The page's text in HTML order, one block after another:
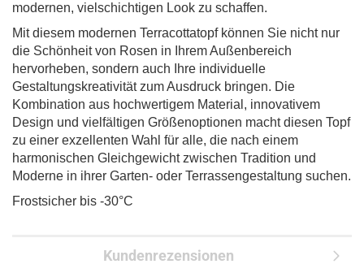
modernen, vielschichtigen Look zu schaffen.
Mit diesem modernen Terracottatopf können Sie nicht nur
die Schönheit von Rosen in Ihrem Außenbereich
hervorheben, sondern auch Ihre individuelle
Gestaltungskreativität zum Ausdruck bringen. Die
Kombination aus hochwertigem Material, innovativem
Design und vielfältigen Größenoptionen macht diesen Topf
zu einer exzellenten Wahl für alle, die nach einem
harmonischen Gleichgewicht zwischen Tradition und
Moderne in ihrer Garten- oder Terrassengestaltung suchen.
Frostsicher bis -30°C
Kundenrezensionen